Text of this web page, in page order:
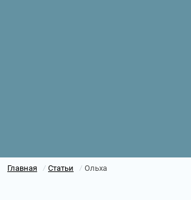
Главная / Статьи / Ольха